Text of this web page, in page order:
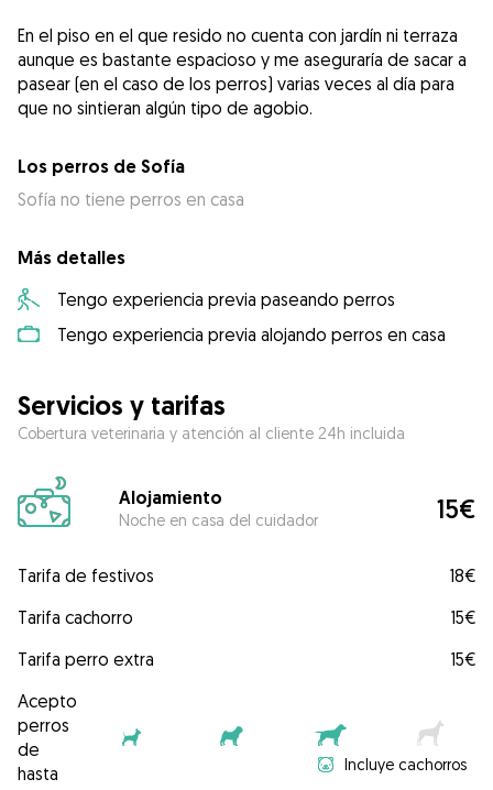
En el piso en el que resido no cuenta con jardín ni terraza
aunque es bastante espacioso y me aseguraría de sacar a
pasear (en el caso de los perros) varias veces al día para
que no sintieran algún tipo de agobio.
Los perros de Sofía
Sofía no tiene perros en casa
Más detalles
Tengo experiencia previa paseando perros
Tengo experiencia previa alojando perros en casa
Servicios y tarifas
Cobertura veterinaria y atención al cliente 24h incluida
Alojamiento
Noche en casa del cuidador 15€
Tarifa de festivos
18€
Tarifa cachorro
15€
Tarifa perro extra
15€
Acepto
perros
de
hasta
Incluye cachorros